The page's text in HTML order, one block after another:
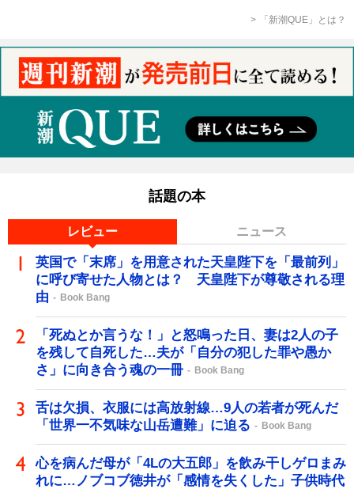
「新潮QUE」とは？
話題の本
レビュー ニュース
英国で「末席」を用意された天皇陛下を「最前列」
に呼び寄せた人物とは？ 天皇陛下が尊敬される理
由
Book Bang
「死ぬとか言うな！」と怒鳴った日、妻は2人の子
を残して自死した…夫が「自分の犯した罪や愚か
さ」に向き合う魂の一冊
Book Bang
舌は欠損、衣服には高放射線…9人の若者が死んだ
「世界一不気味な山岳遭難」に迫る
Book Bang
心を病んだ母が「4Lの大五郎」を飲み干しゲロまみ
れに…ノブコブ徳井が「感情を失くした」子供時代